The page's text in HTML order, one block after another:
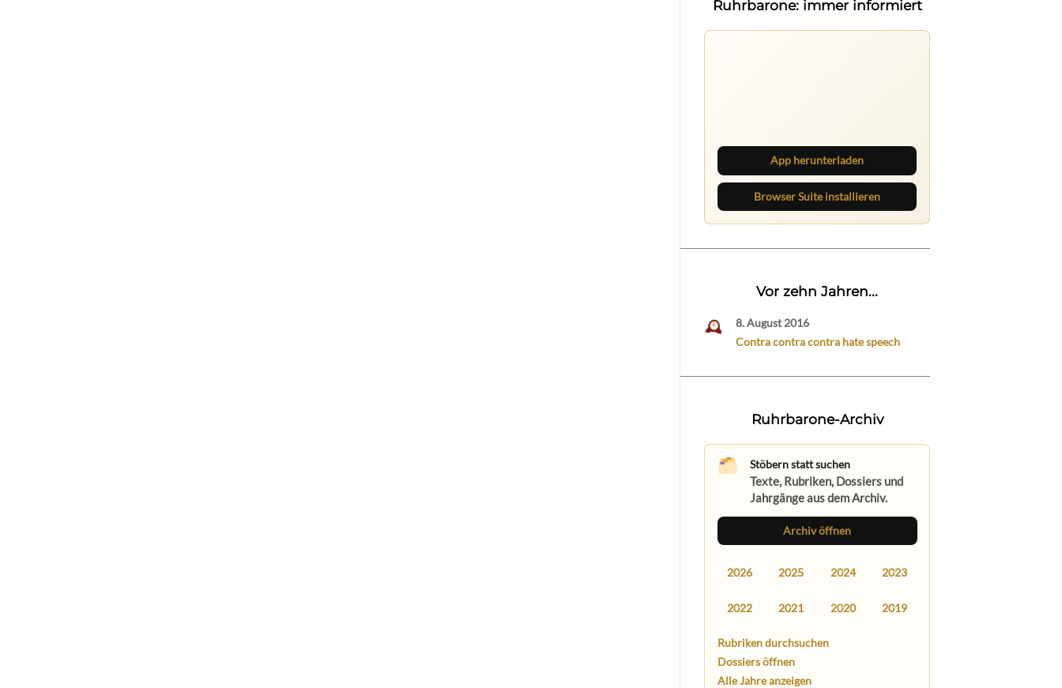
Ruhrbarone: immer informiert
direkt im Browser im Blick.
App herunterladen
Browser Suite installieren
Vor zehn Jahren...
8. August 2016
Contra contra contra hate speech
Ruhrbarone-Archiv
Stöbern statt suchen
Texte, Rubriken, Dossiers und
Jahrgänge aus dem Archiv.
Archiv öffnen
2026 2025 2024 2023
2022 2021 2020 2019
Rubriken durchsuchen
Dossiers öffnen
Alle Jahre anzeigen